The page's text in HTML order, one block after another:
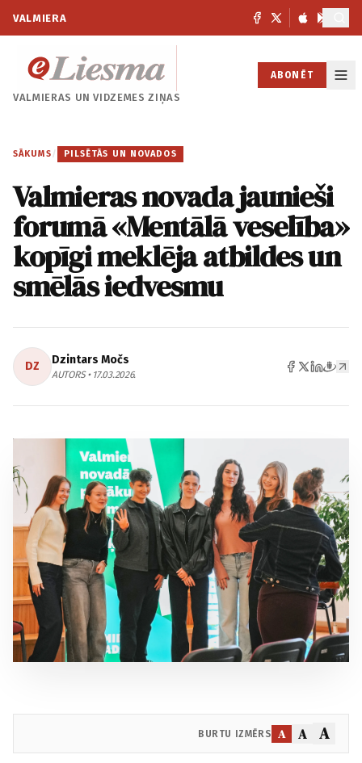
VALMIERA
VALMIERAS UNVIDZEMES ZIŅAS
ABONĒT
SĀKUMS / PILSĒTĀS UN NOVADOS
Valmieras novada jaunieši
forumā «Mentālā veselība»
kopīgi meklēja atbildes un
smēlās iedvesmu
DZ Dzintars Močs
AUTORS • 17.03.2026.
BURTU IZMĒRS A A A